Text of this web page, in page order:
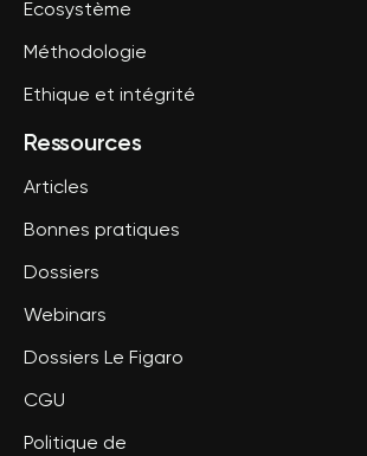
Ecosystème
Méthodologie
Ethique et intégrité
Ressources
Articles
Bonnes pratiques
Dossiers
Webinars
Dossiers Le Figaro
CGU
Politique de